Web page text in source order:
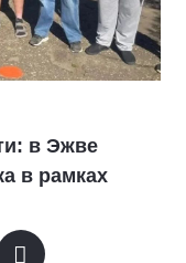
в Эжве
в рамках